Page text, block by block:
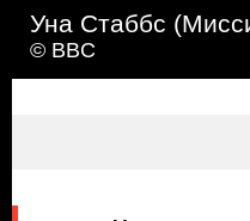
Уна Стаббс
© BBC